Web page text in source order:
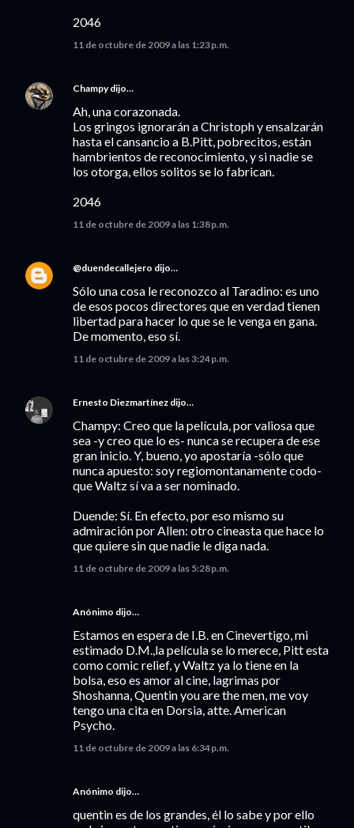
2046
11 de octubre de 2009 a las 1:23 p.m.
Champydijo…
Ah, una corazonada.
Los gringos ignorarán a Christoph y ensalzarán
hasta el cansancio a B.Pitt, pobrecitos, están
hambrientos de reconocimiento, y si nadie se
los otorga, ellos solitos se lo fabrican.
2046
11 de octubre de 2009 a las 1:38 p.m.
@duendecallejero dijo…
Sólo una cosa le reconozco al Taradino: es uno
de esos pocos directores que en verdad tienen
libertad para hacer lo que se le venga en gana.
De momento, eso sí.
11 de octubre de 2009 a las 3:24 p.m.
Ernesto Diezmartínez dijo…
Champy: Creo que la película, por valiosa que
sea -y creo que lo es- nunca se recupera de ese
gran inicio. Y, bueno, yo apostaría -sólo que
nunca apuesto: soy regiomontanamente codo-
que Waltz sí va a ser nominado.
Duende: Sí. En efecto, por eso mismo su
admiración por Allen: otro cineasta que hace lo
que quiere sin que nadie le diga nada.
11 de octubre de 2009 a las 5:28 p.m.
Anónimo dijo…
Estamos en espera de I.B. en Cinevertigo, mi
estimado D.M.,la película se lo merece, Pitt esta
como comic relief, y Waltz ya lo tiene en la
bolsa, eso es amor al cine, lagrimas por
Shoshanna, Quentin you are the men, me voy
tengo una cita en Dorsia, atte. American
Psycho.
11 de octubre de 2009 a las 6:34 p.m.
Anónimo dijo…
quentin es de los grandes, él lo sabe y por ello